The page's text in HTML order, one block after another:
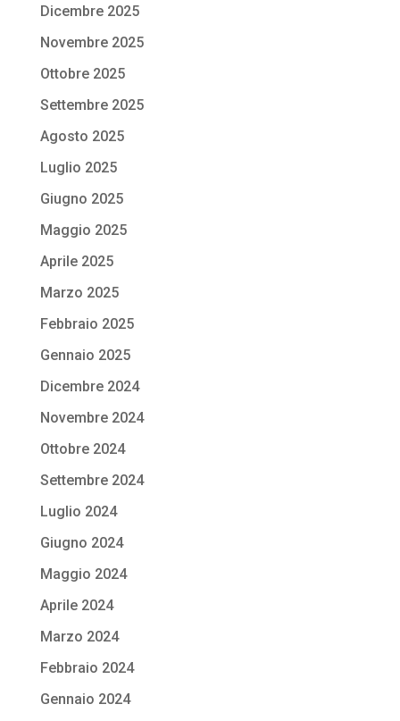
Dicembre 2025
Novembre 2025
Ottobre 2025
Settembre 2025
Agosto 2025
Luglio 2025
Giugno 2025
Maggio 2025
Aprile 2025
Marzo 2025
Febbraio 2025
Gennaio 2025
Dicembre 2024
Novembre 2024
Ottobre 2024
Settembre 2024
Luglio 2024
Giugno 2024
Maggio 2024
Aprile 2024
Marzo 2024
Febbraio 2024
Gennaio 2024